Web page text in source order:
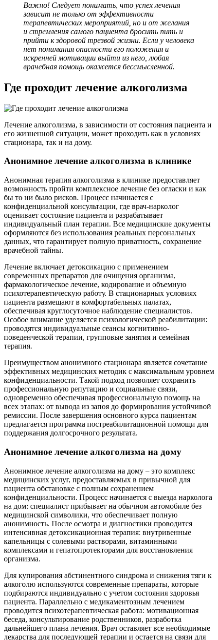
Важно! Следует понимать, что успех лечения
зависит не только от эффективности
терапевтических мероприятий, но и от желания
и стремления самого пациента бросить пить и
прийти к здоровой трезвой жизни. Если у человека
нет понимания опасности его положения и
искренней мотивации выйти из него, любая
врачебная помощь окажется бессмысленной.
Где проходит лечение алкоголизма
Лечение алкоголизма, в зависимости от состояния пациента и
его жизненной ситуации, может проходить как в условиях
стационара, так и на дому.
Анонимное лечение алкоголизма в клинике
Анонимная терапия алкоголизма в клинике предоставляет
возможность пройти комплексное лечение без огласки и как
бы то ни было рисков. Процесс начинается с
конфиденциальной консультации, где врач-нарколог
оценивает состояние пациента и разрабатывает
индивидуальный план терапии. Все медицинские документы
оформляются без использования реальных персональных
данных, что гарантирует полную приватность, сохранение
врачебной тайны.
Лечение включает детоксикацию с применением
современных препаратов для очищения организма,
фармакологическое лечение, кодирование и объемную
психотерапевтическую работу. В стационарных условиях
пациента размещают в комфортабельных палатах,
обеспечивая круглосуточное наблюдение специалистов.
Особое внимание уделяется психологической реабилитации:
проводятся индивидуальные сеансы когнитивно-
поведенческой терапии, групповые занятия и семейная
терапия.
Преимуществом анонимного стационара является сочетание
эффективных медицинских методик с максимальным уровнем
конфиденциальности. Такой подход позволяет сохранить
профессиональную репутацию и социальные связи,
одновременно обеспечивая профессиональную помощь на
всех этапах: от вывода из запоя до формирования устойчивой
ремиссии. После завершения основного курса пациентам
предлагается программа постреабилитационной помощи для
поддержания долгосрочного результата.
Анонимное лечение алкоголизма на дому
Анонимное лечение алкоголизма на дому – это комплекс
медицинских услуг, предоставляемых в привычной для
пациента обстановке с полным сохранением
конфиденциальности. Процесс начинается с выезда нарколога
на дом: специалист прибывает на обычном автомобиле без
медицинской символики, что обеспечивает полную
анонимность. После осмотра и диагностики проводится
интенсивная детоксикационная терапия: внутривенные
капельницы с солевыми растворами, витаминными
комплексами и гепатопротекторами для восстановления
организма.
Для купирования абстинентного синдрома и снижения тяги к
алкоголю используются современные препараты, которые
подбираются индивидуально с учетом состояния здоровья
пациента. Параллельно с медикаментозным лечением
проводится психотерапевтическая работа: мотивационная
беседа, консультирование родственников, разработка
дальнейшего плана лечения. Врач оставляет все необходимые
лекарства для последующей терапии и остается на связи для